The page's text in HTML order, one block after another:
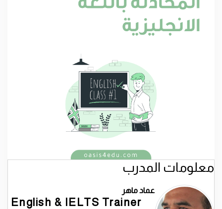
معلومات المدرب
عماد ماهر
English & IELTS Trainer